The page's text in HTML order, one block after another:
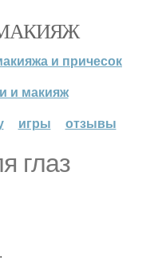
и причесок
и макияж
игры отзывы
глаз